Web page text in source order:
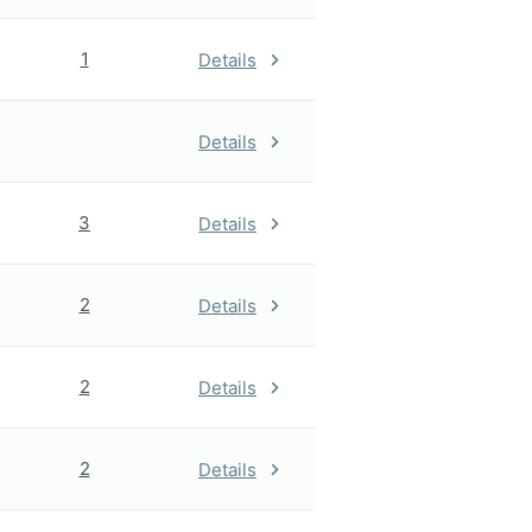
1 Details
Details
3 Details
2 Details
2 Details
2 Details